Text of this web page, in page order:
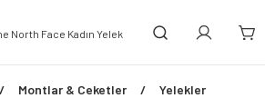
Montlar & Ceketler Yelekler